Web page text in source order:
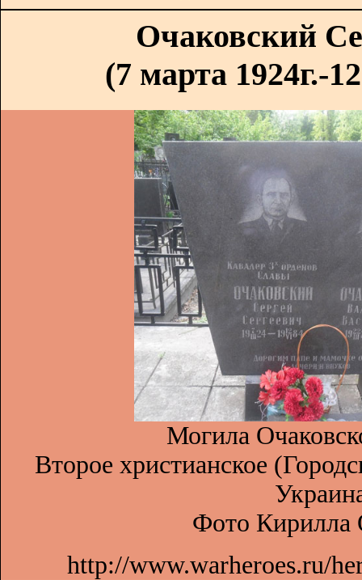
Очаковский
(7 марта 1924г.-
Могила
Второе христианское
Фото Кирилла
http://www.warheroes.ru/